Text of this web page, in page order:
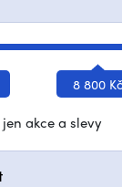
8 800 Kč
akce a slevy